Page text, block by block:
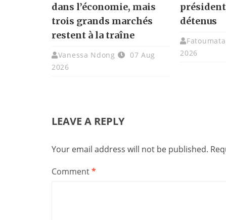
dans l’économie, mais
trois grands marchés
restent à la traîne
Vanessa Ndong
07 Aug
2026
détenus
2026
LEAVE A REPLY
Your email address will not be published.
Comment*